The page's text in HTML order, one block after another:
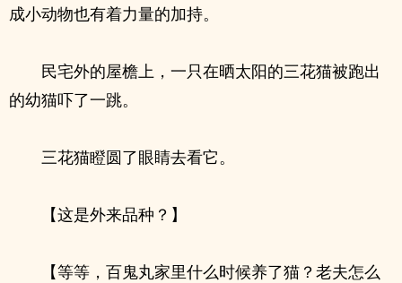
成小动物也有着力量的加持。
民宅外的屋檐上，一只在晒太阳的三花猫被跑出
的幼猫吓了一跳。
三花猫瞪圆了眼睛去看它。
【这是外来品种？】
【等等，百鬼丸家里什么时候养了猫？老夫怎么